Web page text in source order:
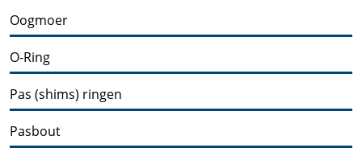
Oogmoer
O-Ring
Pas (shims) ringen
Pasbout